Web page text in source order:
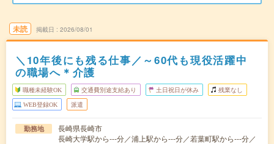
未読 掲載日 2026/08/01
＼10年後にも残る仕事／～60代も現役活躍中
の職場へ＊介護
職種未経験OK 交通費別途支給あり 土日祝日が休み 残業なし
WEB登録OK 派遣
勤務地
長崎県長崎市
長崎大学駅から---分／浦上駅から---分／若葉町駅から---分／